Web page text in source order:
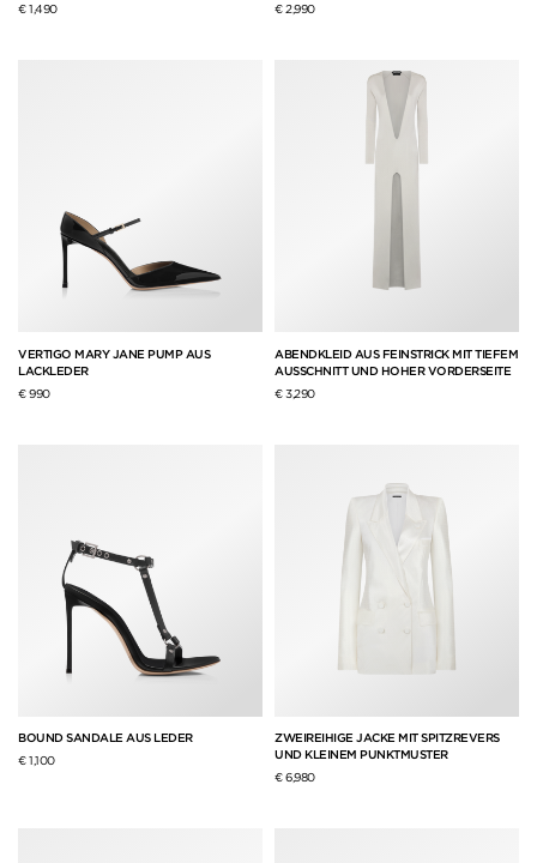
€ 1,490
€ 2,990
VERTIGO MARY JANE PUMP AUS
LACKLEDER
€ 990
ABENDKLEID AUS FEINSTRICK MIT TIEFEM
AUSSCHNITT UND HOHER VORDERSEITE
€ 3,290
BOUND SANDALE AUS LEDER
€ 1,100
ZWEIREIHIGE JACKE MIT SPITZREVERS
UND KLEINEM PUNKTMUSTER
€ 6,980